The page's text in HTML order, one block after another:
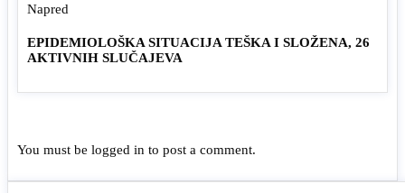
Napred
EPIDEMIOLOŠKA SITUACIJA TEŠKA I SLOŽENA, 26
AKTIVNIH SLUČAJEVA
You must be logged in to post a comment.